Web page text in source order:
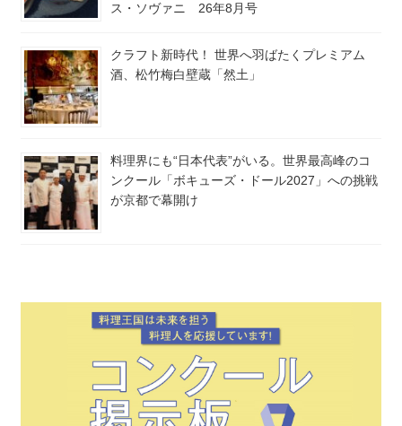
ス・ソヴァニ 26年8月号
クラフト新時代！ 世界へ羽ばたくプレミアム
酒、松竹梅白壁蔵「然土」
料理界にも“日本代表”がいる。世界最高峰のコ
ンクール「ボキューズ・ドール2027」への挑戦
が京都で幕開け